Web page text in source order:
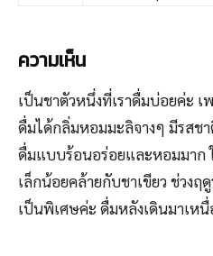
ความเห็น
เป็นชาตัวหนึ่งที่เราดื่มบ่อยค่ะ เ
ดื่มได้กลิ่มหอมมะลิจางๆ มีรสช
ดื่มแบบร้อนอร่อยและหอมมา
เล็กน้อยคล้ายกับชาเขียว ช่วง
เป็นพิเศษค่ะ ดื่มหลังเดินมาเห